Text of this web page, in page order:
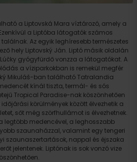
a Liptovská Mara víztározó, amely a
a Liptóba látogatók számos
Az egyik leghíresebb természetes
hely Liptovský Ján. Liptó másik oldalán
gyógyfürdő vonzza a látogatókat. A
a víziparkokban is remekül megfér
Mikuláš-ban található Tatralandia
kínál tiszta, termál- és sós
Tropical Paradise-nak köszönhetően
körülmények között élvezhetik a
sőt még szörfhullámot is élvezhetnek.
legtöbb medencével, a leghosszabb
szaunaházzal, valamint egy tengeri
szaunaszertartások, nappal és éjszaka
jelentenek. Liptónak is sok vonzó vize